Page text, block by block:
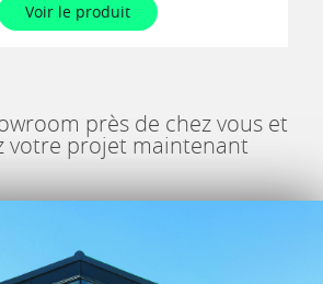
Voir le produit
près de chez vous et
votre projet maintenant